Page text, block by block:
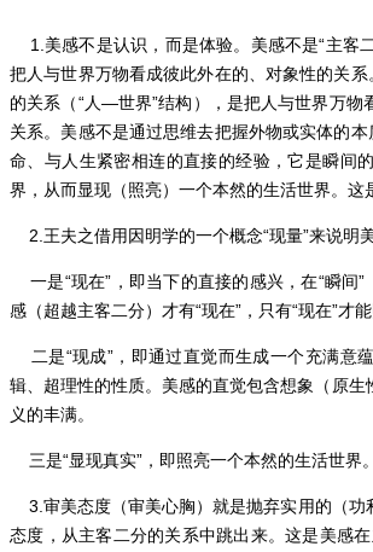
1.美感不是认识，而是体验。美感不是“主客
把人与世界万物看成彼此外在的、对象性的关
的关系（“人—世界”结构），是把人与世界万物
关系。美感不是通过思维去把握外物或实体的
命、与人生紧密相连的直接的经验，它是瞬间
界，从而显现（照亮）一个本然的生活世界。这
2.王夫之借用因明学的一个概念“现量”来说明
一是“现在”，即当下的直接的感兴，在“瞬间
感（超越主客二分）才有“现在”，只有“现在”才
二是“现成”，即通过直觉而生成一个充满意
辑、超理性的性质。美感的直觉包含想象（原
义的丰满。
三是“显现真实”，即照亮一个本然的生活世界。
3.审美态度（审美心胸）就是抛弃实用的（功
态度，从主客二分的关系中跳出来。这是美感